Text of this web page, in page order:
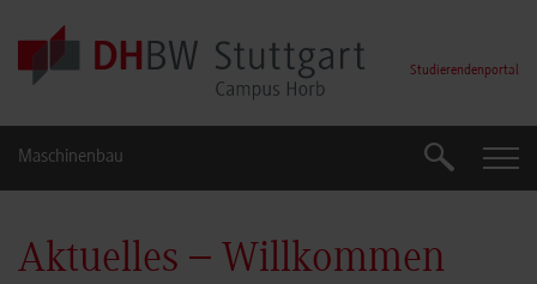
Skip to main content
Studierendenportal
Maschinenbau Suche
Aktuelles – Willkommen